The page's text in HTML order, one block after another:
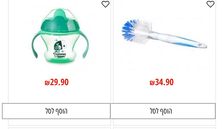
₪34.90
הוסף לסל
₪29.90
הוסף לסל